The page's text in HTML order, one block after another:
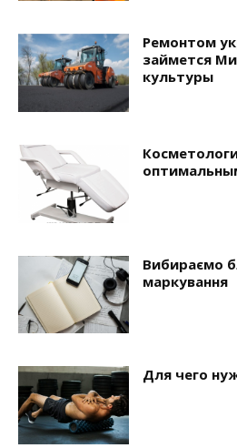
Ремонтом
займется
культуры
Вибираємо
маркування
Для чего